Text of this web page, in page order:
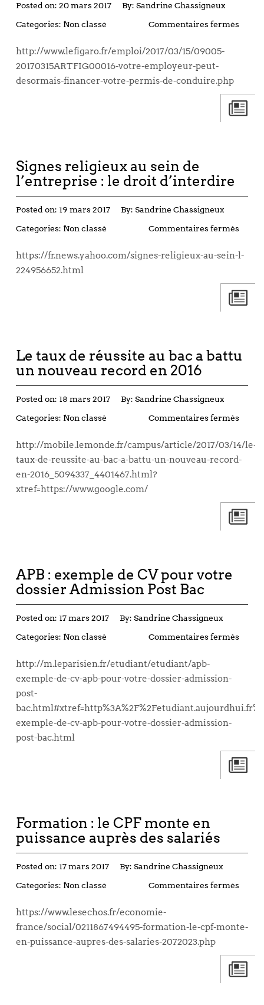
Posted on: 20 mars 2017 By: Sandrine Chassigneux
Categories: Non classé Commentaires fermés
http://www.lefigaro.fr/emploi/2017/03/15/09005-
20170315ARTFIG00016-votre-employeur-peut-
desormais-financer-votre-permis-de-conduire.php
Signes religieux au sein de
l’entreprise : le droit d’interdire
Posted on: 19 mars 2017 By: Sandrine Chassigneux
Categories: Non classé Commentaires fermés
https://fr.news.yahoo.com/signes-religieux-au-sein-l-
224956652.html
Le taux de réussite au bac a battu
un nouveau record en 2016
Posted on: 18 mars 2017 By: Sandrine Chassigneux
Categories: Non classé Commentaires fermés
http://mobile.lemonde.fr/campus/article/2017/03/14/le-
taux-de-reussite-au-bac-a-battu-un-nouveau-record-
en-2016_5094337_4401467.html?
xtref=https://www.google.com/
APB : exemple de CV pour votre
dossier Admission Post Bac
Posted on: 17 mars 2017 By: Sandrine Chassigneux
Categories: Non classé Commentaires fermés
http://m.leparisien.fr/etudiant/etudiant/apb-
exemple-de-cv-apb-pour-votre-dossier-admission-
post-
exemple-de-cv-apb-pour-votre-dossier-admission-
post-bac.html
Formation : le CPF monte en
puissance auprès des salariés
Posted on: 17 mars 2017 By: Sandrine Chassigneux
Categories: Non classé Commentaires fermés
https://www.lesechos.fr/economie-
france/social/0211867494495-formation-le-cpf-monte-
en-puissance-aupres-des-salaries-2072023.php